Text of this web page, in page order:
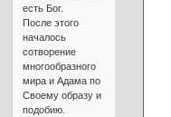
есть Бог.
После этого
началось
сотворение
многообразного
мира и Адама по
Своему образу и
подобию.